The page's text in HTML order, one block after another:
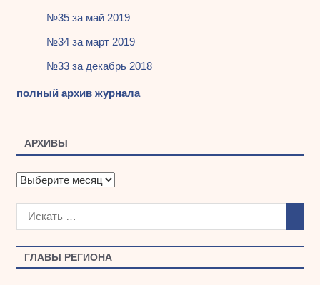
ГЛАВЫ РЕГИОНА
№35 за май 2019
№34 за март 2019
№33 за декабрь 2018
полный архив журнала
АРХИВЫ
А
х
ы